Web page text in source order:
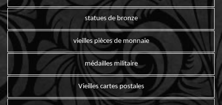
statues de bronze
vieilles pièces de monnaie
médailles militaire
Vieilles cartes postales